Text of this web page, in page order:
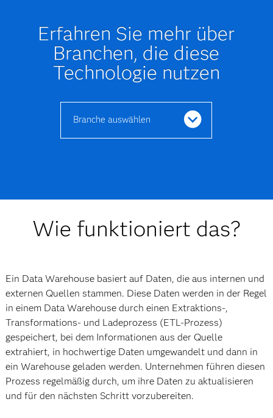
Erfahren Sie mehr über
Branchen, die diese
Technologie nutzen
Branche auswählen
Wie funktioniert das?
Ein Data Warehouse basiert auf Daten, die aus internen und
externen Quellen stammen. Diese Daten werden in der Regel
in einem Data Warehouse durch einen Extraktions-,
Transformations- und Ladeprozess (ETL-Prozess)
gespeichert, bei dem Informationen aus der Quelle
extrahiert, in hochwertige Daten umgewandelt und dann in
ein Warehouse geladen werden. Unternehmen führen diesen
Prozess regelmäßig durch, um ihre Daten zu aktualisieren
und für den nächsten Schritt vorzubereiten.